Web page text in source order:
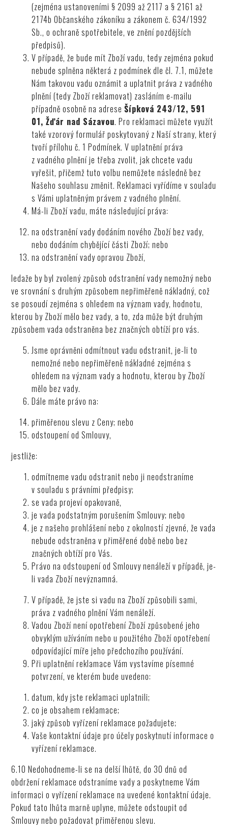
(zejména ustanoveními § 2099 až 2117 a § 2161 až
2174b Občanského zákoníku a zákonem č. 634/1992
Sb., o ochraně spotřebitele, ve znění pozdějších
předpisů).
V případě, že bude mít Zboží vadu, tedy zejména pokud
nebude splněna některá z podmínek dle čl. 7.1, můžete
Nám takovou vadu oznámit a uplatnit práva z vadného
plnění (tedy Zboží reklamovat) zasláním e-mailu
případně osobně na adreseŠípková 243/12, 591
01, Žďár nad Sázavou. Pro reklamaci můžete využít
také vzorový formulář poskytovaný z Naší strany, který
tvoří přílohu č. 1 Podmínek. V uplatnění práva
z vadného plnění je třeba zvolit, jak chcete vadu
vyřešit, přičemž tuto volbu nemůžete následně bez
Našeho souhlasu změnit. Reklamaci vyřídíme v souladu
s Vámi uplatněným právem z vadného plnění.
Má-li Zboží vadu, máte následující práva:
na odstranění vady dodáním nového Zboží bez vady,
nebo dodáním chybějící části Zboží; nebo
na odstranění vady opravou Zboží,
ledaže by byl zvolený způsob odstranění vady nemožný nebo
ve srovnání s druhým způsobem nepřiměřeně nákladný, což
se posoudí zejména s ohledem na význam vady, hodnotu,
kterou by Zboží mělo bez vady, a to, zda může být druhým
způsobem vada odstraněna bez značných obtíží pro vás.
Jsme oprávněni odmítnout vadu odstranit, je-li to
nemožné nebo nepřiměřeně nákladné zejména s
ohledem na význam vady a hodnotu, kterou by Zboží
mělo bez vady.
Dále máte právo na:
přiměřenou slevu z Ceny; nebo
odstoupení od Smlouvy,
jestliže:
odmítneme vadu odstranit nebo ji neodstraníme
v souladu s právními předpisy;
se vada projeví opakovaně,
je vada podstatným porušením Smlouvy; nebo
je z našeho prohlášení nebo z okolností zjevné, že vada
nebude odstraněna v přiměřené době nebo bez
značných obtíží pro Vás.
Právo na odstoupení od Smlouvy nenáleží v případě, je-
li vada Zboží nevýznamná.
V případě, že jste si vadu na Zboží způsobili sami,
práva z vadného plnění Vám nenáleží.
Vadou Zboží není opotřebení Zboží způsobené jeho
obvyklým užíváním nebo u použitého Zboží opotřebení
odpovídající míře jeho předchozího používání.
Při uplatnění reklamace Vám vystavíme písemné
potvrzení, ve kterém bude uvedeno:
datum, kdy jste reklamaci uplatnili;
co je obsahem reklamace;
jaký způsob vyřízení reklamace požadujete;
Vaše kontaktní údaje pro účely poskytnutí informace o
vyřízení reklamace.
6.10 Nedohodneme-li se na delší lhůtě, do 30 dnů od
obdržení reklamace odstraníme vady a poskytneme Vám
informaci o vyřízení reklamace na uvedené kontaktní údaje.
Pokud tato lhůta marně uplyne, můžete odstoupit od
Smlouvy nebo požadovat přiměřenou slevu.